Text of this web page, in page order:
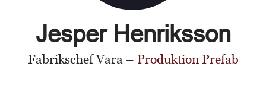
Jesper Henriksson
Fabrikschef Vara – Produktion Prefab